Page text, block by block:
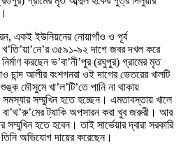
একই ইউনিয়নের নোয়াগাঁও ও পূর্ব
খ’তি’য়া’নে’র ৩৫৯১-৯২ দাগে জবর দখল করে
করছেন ভ’বা’নী’পুর (রঘুপুর) গ্রামের মৃত
চান্দ আলীর বংশগনরা ওই দাগের ভেতরের খালটি
মৌসুমে খা’ল’টি’তে পানি না থাকায়
সমস্যার সম্মুখিন হতে হচ্ছেন। এমতাবস্তায় খালে
বা’থ’রু’মের ট্যাকি অপসারন করা খুব জরুরী। আর
হতে হবেন। তাই সার্ভেয়ার দ্বারা সরকারি
তিনি অভিযোগ দায়ের করেছেন।